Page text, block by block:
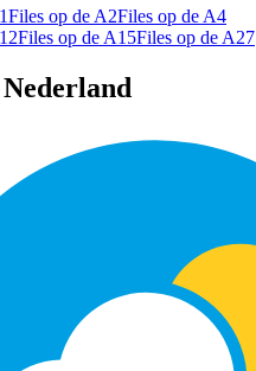
Files op de A2Files op de A4
Files op de A15Files op de A27